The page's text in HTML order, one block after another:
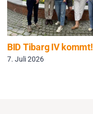
BID Tibarg IV kommt!
7. Juli 2026